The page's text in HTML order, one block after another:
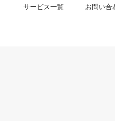
サービス一覧 お問い合